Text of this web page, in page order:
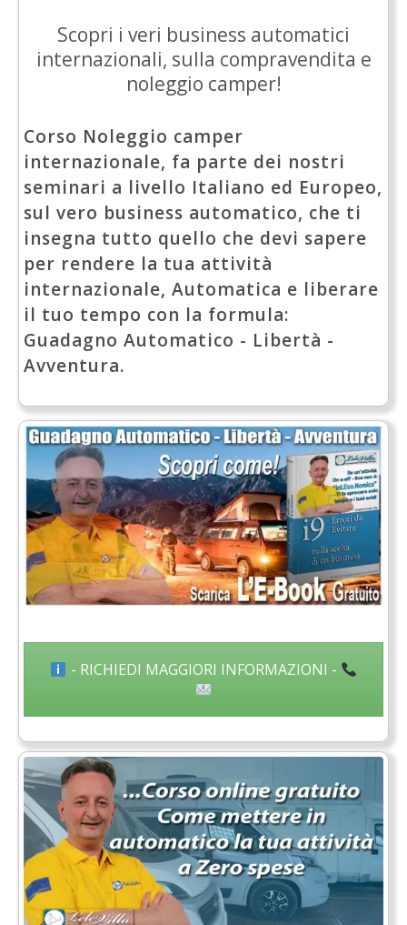
Scopri i veri business automatici
internazionali, sulla compravendita e
noleggio camper!
Corso Noleggio camper
internazionale, fa parte dei nostri
seminari a livello Italiano ed Europeo,
sul vero business automatico, che ti
insegna tutto quello che devi sapere
per rendere la tua attività
internazionale, Automatica e liberare
il tuo tempo con la formula:
Guadagno Automatico - Libertà -
Avventura.
- RICHIEDI MAGGIORI INFORMAZIONI -